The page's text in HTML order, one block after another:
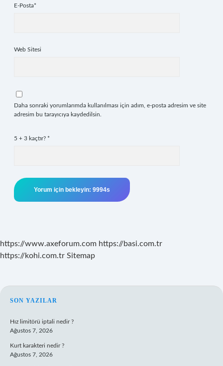
E-Posta*
Web Sitesi
Daha sonraki yorumlarımda kullanılması için adım, e-posta adresim ve site
adresim bu tarayıcıya kaydedilsin.
5 + 3 kaçtır? *
https://www.axeforum.com https://basi.com.tr
https://kohi.com.tr Sitemap
SIDEBAR
SON YAZILAR
Hız limitörü iptali nedir ?
Ağustos 7, 2026
Kurt karakteri nedir ?
Ağustos 7, 2026